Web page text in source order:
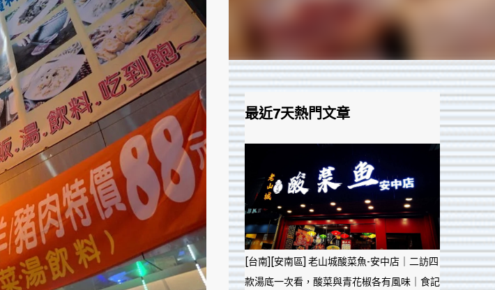
最近7天熱門文章
[台南][安南區] 老山城酸菜魚-安中店｜二訪四
款湯底一次看，酸菜與青花椒各有風味｜食記